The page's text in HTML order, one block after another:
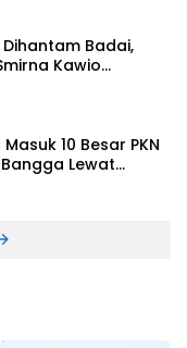
Badai,
Kawio
10 Besar PKN
Lewat